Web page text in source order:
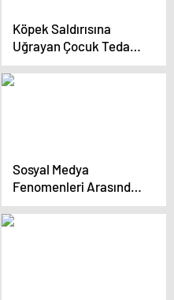
Köpek Saldırısına
Uğrayan Çocuk Tedavi
Altında
Sosyal Medya
Fenomenleri Arasında
Silahlı Kavga: Bir Yaralı